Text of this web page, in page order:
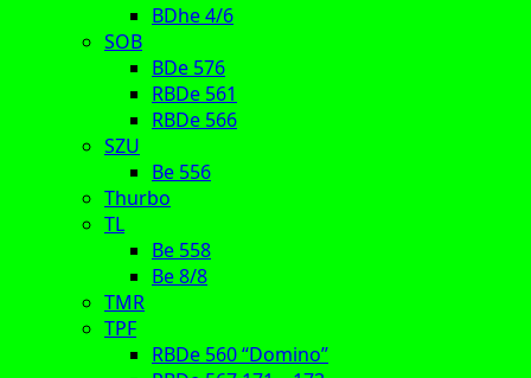
BDhe 4/6
SOB
BDe 576
RBDe 561
RBDe 566
SZU
Be 556
Thurbo
TL
Be 558
Be 8/8
TMR
TPF
RBDe 560 “Domino”